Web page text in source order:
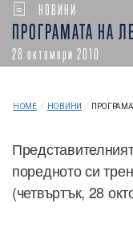
НОВИНИ
ПРОГРАМАТА НА
28 октомври 2010
HOME / НОВИНИ /
поредното си
(четвъртък, 28